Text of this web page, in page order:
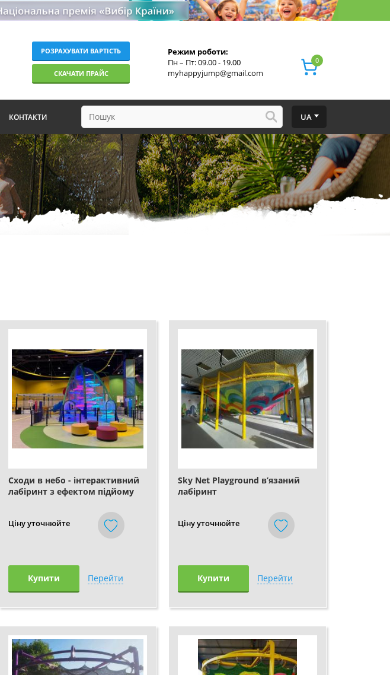
РОЗРАХУВАТИ ВАРТІСТЬ
СКАЧАТИ ПРАЙС
Режим роботи:
Пн – Пт: 09.00 - 19.00
myhappyjump@gmail.com
0
КОНТАКТИ UA
Сходи в небо - інтерактивний
лабіринт з ефектом підйому
Ціну уточнюйте
Купити Перейти
Sky Net Playground в’язаний
лабіринт
Ціну уточнюйте
Купити Перейти